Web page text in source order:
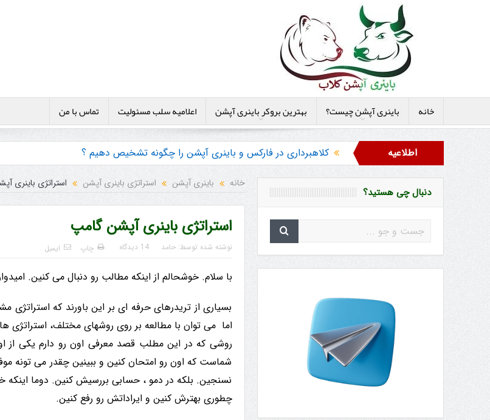
خانه باینری آپشن چیست؟ بهترین بروکر باینری آپشن اعلامیه سلب مسئولیت تماس با من
اطلاعیه
کلاهبرداری در فارکس و باینری آپشن را چگونه تشخیص دهیم ؟
هشدار در مورد خرید استراتژی ها و پکیج آموزش باینری آپشن
خانه باینری آپشن استراتژی باینری آپشن استراتژی باینری
استراتژی باینری آپشن گامپ
نوشته شده توسط:حامد 14 دیدگاه چاپ ایمیل
با سلام. خوشحالم از اینکه مطالب رو دنبال می کنین.
بسیاری از تریدرهای حرفه ای بر این باورند که
شماست که اون رو امتحان کنین و ببینین چقدر می تونه
نسنجین. بلکه در دمو ، حسابی بررسیش کنین. دوما اینکه
چطوری بهترش کنین و ایراداتش رو رفع کنین.
دنبال چی هستید؟